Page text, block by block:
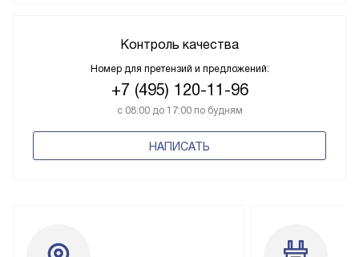
Контроль качества
Номер для претензий и предложений:
+7 (495) 120-11-96
с 08:00 до 17:00 по будням
НАПИСАТЬ